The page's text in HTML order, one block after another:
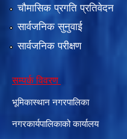
चौमासिक प्रगति प्रतिवेदन
सार्वजनिक सुनुवाई
सार्वजनिक परीक्षण
सम्पर्क विवरण
भूमिकास्थान नगरपालिका
नगरकार्यपालिकाको कार्यालय